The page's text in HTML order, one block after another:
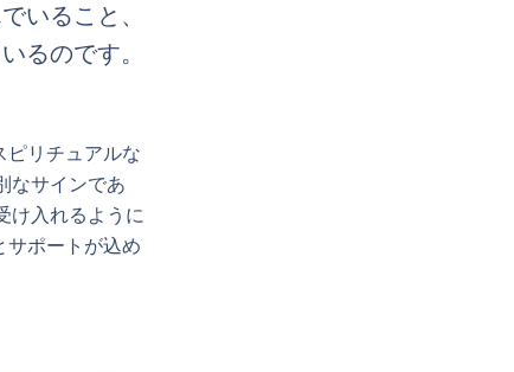
いること、
るのです。
ピリチュアルな
なサインであ
け入れるように
サポートが込め